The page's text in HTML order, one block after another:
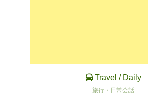
Travel / Daily
旅行・日常会話